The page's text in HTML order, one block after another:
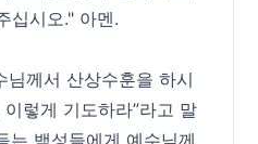
십시오." 아멘.
께서 산상수훈을 하시
렇게 기도하라”라고 말
는 백성들에게 예수님께